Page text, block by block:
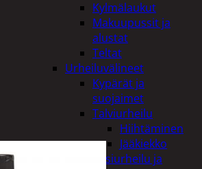
Kylmälaukut
Makuupussit ja
alustat
Teltat
Urheiluvälineet
Kypärät ja
suojaimet
Talviurheilu
Hiihtäminen
Jääkiekko
Vesiurheilu ja